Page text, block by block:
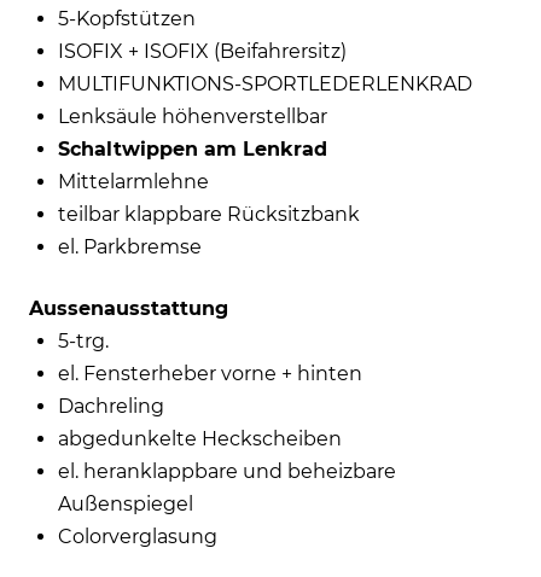
5-Kopfstützen
ISOFIX + ISOFIX (Beifahrersitz)
MULTIFUNKTIONS-SPORTLEDERLENKRAD
Lenksäule höhenverstellbar
Schaltwippen am Lenkrad
Mittelarmlehne
teilbar klappbare Rücksitzbank
el. Parkbremse
Aussenausstattung
5-trg.
el. Fensterheber vorne + hinten
Dachreling
abgedunkelte Heckscheiben
el. heranklappbare und beheizbare
Außenspiegel
Colorverglasung